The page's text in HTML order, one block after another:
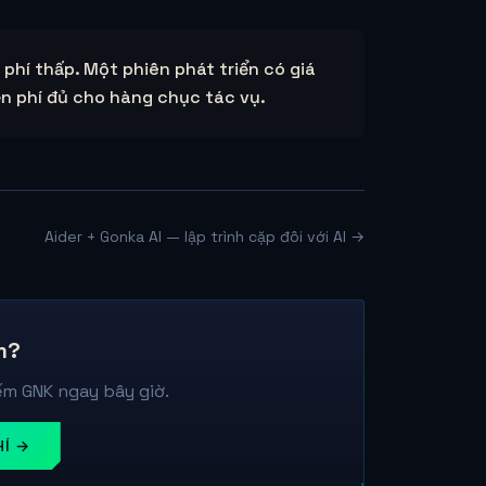
thấp. Một phiên phát triển có giá
phí đủ cho hàng chục tác vụ.
Aider + Gonka AI — lập trình cặp đôi với AI →
GNK ngay bây giờ.
→